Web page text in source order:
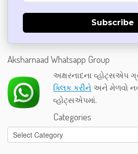
Subscribe
Aksharnaad Whatsapp Group
અક્ષરનાદના વ્હોટ્સએપ
ક્લિક કરીને અને મેળવો
વ્હોટ્સએપમાં.
Categories
Categories